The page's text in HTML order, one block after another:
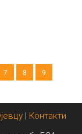
7 8
9
| Контакти